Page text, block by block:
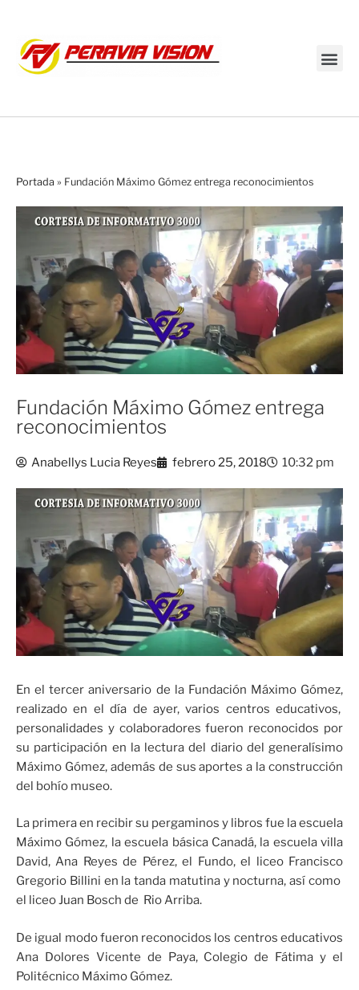
Portada » Fundación Máximo Gómez entrega reconocimientos
Fundación Máximo Gómez entrega
reconocimientos
Anabellys Lucia Reyes febrero 25, 2018 10:32 pm
En el tercer aniversario de la Fundación Máximo Gómez,
realizado en el día de ayer, varios centros educativos,
personalidades y colaboradores fueron reconocidos por
su participación en la lectura del diario del generalísimo
Máximo Gómez, además de sus aportes a la construcción
del bohío museo.
La primera en recibir su pergaminos y libros fue la escuela
Máximo Gómez, la escuela básica Canadá, la escuela villa
David, Ana Reyes de Pérez, el Fundo, el liceo Francisco
Gregorio Billini en la tanda matutina y nocturna, así como
el liceo Juan Bosch de Rio Arriba.
De igual modo fueron reconocidos los centros educativos
Ana Dolores Vicente de Paya, Colegio de Fátima y el
Politécnico Máximo Gómez.